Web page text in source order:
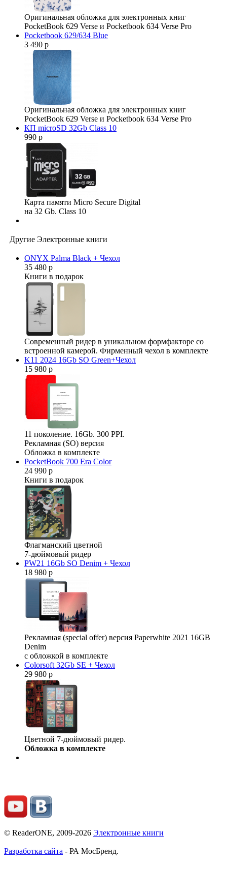
Оригинальная обложка для электронных книг
PocketBook 629 Verse и Pocketbook 634 Verse Pro
Pocketbook 629/634 Blue
3 490 р
Оригинальная обложка для электронных книг
PocketBook 629 Verse и Pocketbook 634 Verse Pro
КП microSD 32Gb Class 10
990 р
Карта памяти Micro Secure Digital
на 32 Gb. Class 10
Другие Электронные книги
ONYX Palma Black + Чехол
35 480 р
Книги в подарок
Современный ридер в уникальном формфакторе со
встроенной камерой. Фирменный чехол в комплекте
K11 2024 16Gb SO Green+Чехол
15 980 р
11 поколение. 16Gb. 300 PPI.
Рекламная (SO) версия
Обложка в комплекте
PocketBook 700 Era Color
24 990 р
Книги в подарок
Флагманский цветной
7-дюймовый ридер
PW21 16Gb SO Denim + Чехол
18 980 р
Рекламная (special offer) версия Paperwhite 2021 16GB
Denim
с обложкой в комплекте
Colorsoft 32Gb SE + Чехол
29 980 р
Цветной 7-дюймовый ридер.
Обложка в комплекте
© ReaderONE, 2009-2026 Электронные книги
Разработка сайта - РА МосБренд.